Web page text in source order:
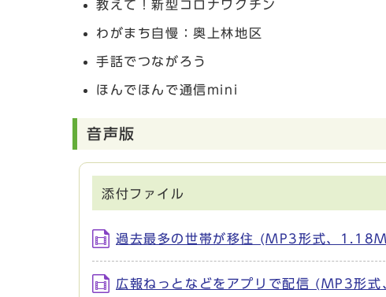
教えて！新型コロナワクチン
わがまち自慢：奥上林地区
手話でつながろう
ほんでほんで通信mini
音声版
添付ファイル
過去最多の世帯が移住 (MP3形式、
広報ねっとなどをアプリで配信 (MP3形